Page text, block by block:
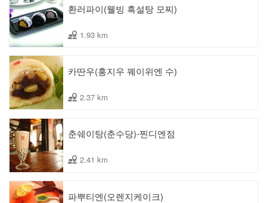
환러파이(웰빙 흑설탕 모찌)
1.93 km
카딴우(홍지우 꿰이위엔 수)
2.37 km
춘쉐이탕(춘수당)-찐디엔점
2.41 km
파뿌티엔(오렌지케이크)